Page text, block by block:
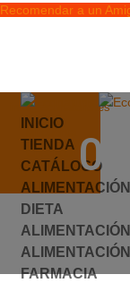
Recomendar a un
info@econaturis.es
Mi cuenta
Checkout
0 elementos
INICIO
TIENDA
CATÁLOGO
DIETA
ALIMENTACIÓN
ALIMENTACIÓN
FARMACIA